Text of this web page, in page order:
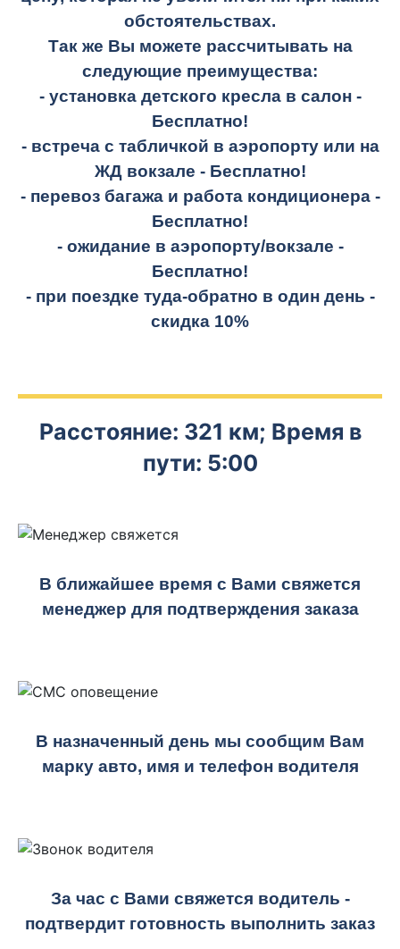
обстоятельствах.
Так же Вы можете рассчитывать на
следующие преимущества:
- установка детского кресла в салон -
Бесплатно!
- встреча с табличкой в аэропорту или на
ЖД вокзале - Бесплатно!
- перевоз багажа и работа кондиционера -
Бесплатно!
- ожидание в аэропорту/вокзале -
Бесплатно!
- при поездке туда-обратно в один день -
скидка 10%
Расстояние: 321 км; Время в
пути: 5:00
В ближайшее время с Вами свяжется
менеджер для подтверждения заказа
В назначенный день мы сообщим Вам
марку авто, имя и телефон водителя
За час с Вами свяжется водитель -
подтвердит готовность выполнить заказ